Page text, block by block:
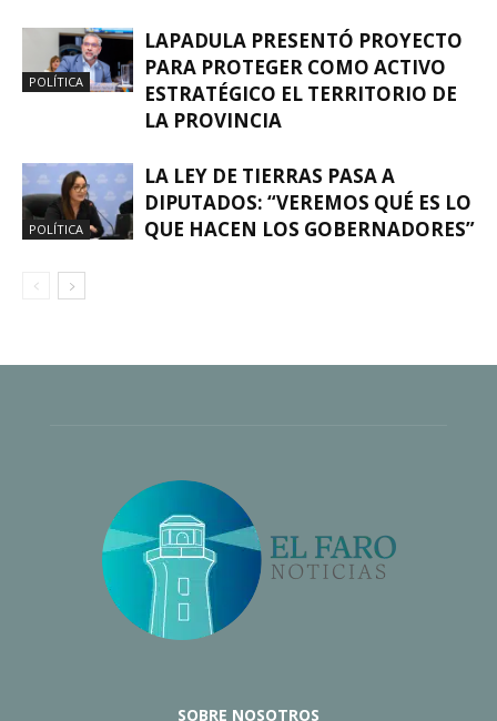
POLÍTICA
LAPADULA PRESENTÓ PROYECTO
PARA PROTEGER COMO ACTIVO
ESTRATÉGICO EL TERRITORIO DE
LA PROVINCIA
POLÍTICA
LA LEY DE TIERRAS PASA A
DIPUTADOS: “VEREMOS QUÉ ES LO
QUE HACEN LOS GOBERNADORES”
SOBRE NOSOTROS